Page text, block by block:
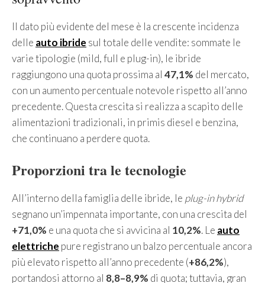
Il dato più evidente del mese è la crescente incidenza
delle auto ibride sul totale delle vendite: sommate le
varie tipologie (mild, full e plug-in), le ibride
raggiungono una quota prossima al 47,1% del mercato,
con un aumento percentuale notevole rispetto all’anno
precedente. Questa crescita si realizza a scapito delle
alimentazioni tradizionali, in primis diesel e benzina,
che continuano a perdere quota.
Proporzioni tra le tecnologie
All’interno della famiglia delle ibride, le plug-in hybrid
segnano un’impennata importante, con una crescita del
+71,0% e una quota che si avvicina al 10,2%. Le auto
elettriche pure registrano un balzo percentuale ancora
più elevato rispetto all’anno precedente (+86,2%),
portandosi attorno al 8,8–8,9% di quota; tuttavia, gran